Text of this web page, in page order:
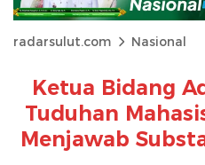
radarsulut.com Nasional
Ketua Bidang
Tuduhan
Menjawab